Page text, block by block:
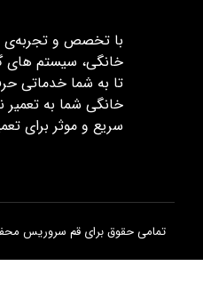
خانگی، سیستم های
تا به شما خدماتی
خانگی شما به تعمیر
سریع و موثر برای
تمامی حقوق برای قم سروریس